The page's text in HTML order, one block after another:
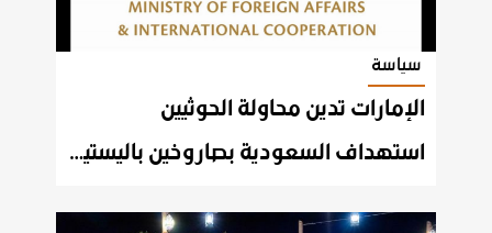
سياسة
استهداف السعودية بصاروخين باليستيين وطائرات مفخخة